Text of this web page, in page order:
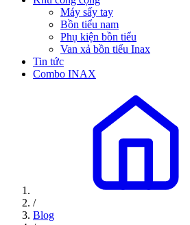
Máy sấy tay
Bồn tiểu nam
Phụ kiện bồn tiểu
Van xả bồn tiểu Inax
Tin tức
Combo INAX
/
Blog